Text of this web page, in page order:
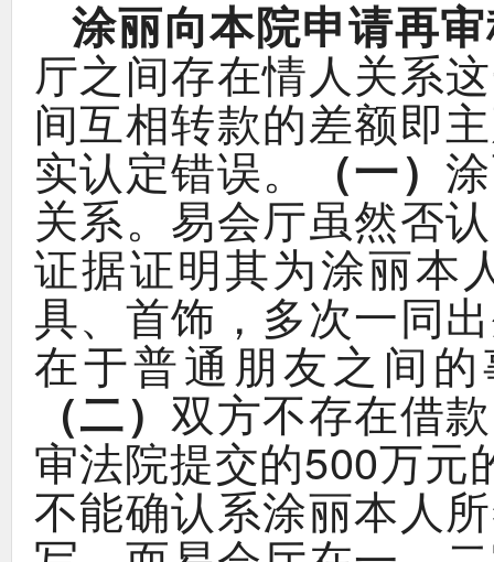
涂丽向本院申请再
厅之间存在情人关系
间互相转款的差额即
实认定错误。 （一）
关系。 易会厅虽然否认
证据证明其为涂丽本
具、 首饰 ， 多次一同
在于普通朋友之间
（二）双方不存在借
审法院提交的500万元
不能确认系涂丽本人